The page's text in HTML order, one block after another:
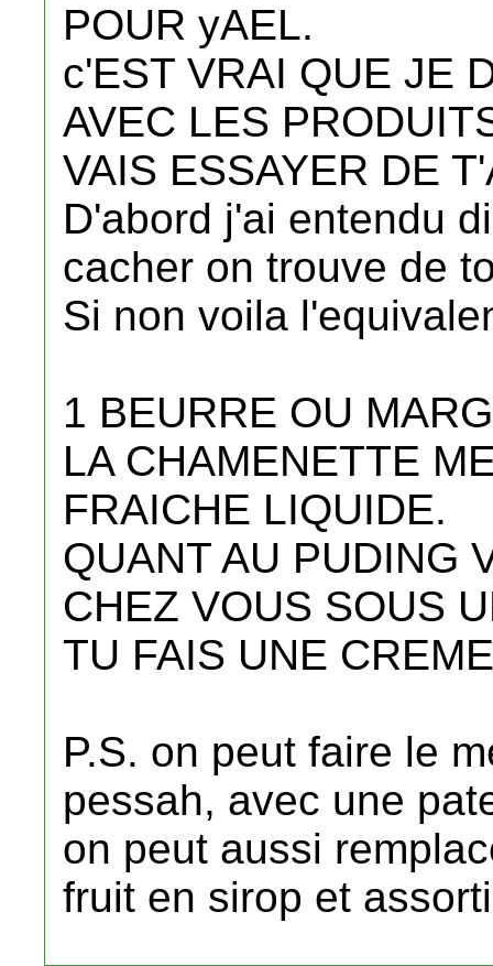
POUR yAEL.
c'EST VRAI QUE JE
AVEC LES
VAIS ESSAYER DE
D'abord j'ai entendu
cacher on trouve de
Si non voila
1 BEURRE OU
LA CHAMENETTE
FRAICHE LIQUIDE.
QUANT AU PUDING
CHEZ VOUS SOUS
TU FAIS UNE
P.S. on peut faire le
pessah, avec une
on peut aussi
fruit en sirop et